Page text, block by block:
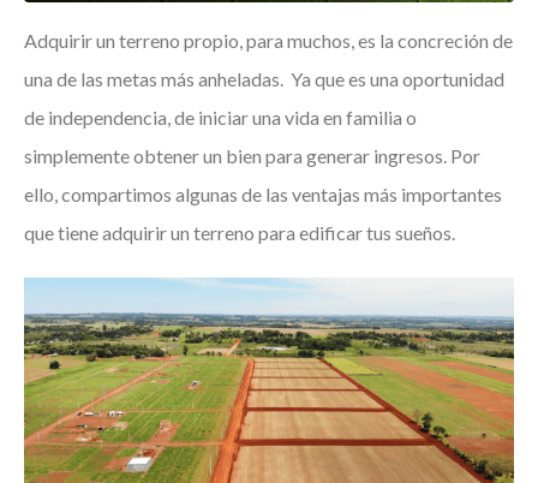
Adquirir un terreno propio, para muchos, es la concreción de
una de las metas más anheladas. Ya que es una oportunidad
de independencia, de iniciar una vida en familia o
simplemente obtener un bien para generar ingresos. Por
ello, compartimos algunas de las ventajas más importantes
que tiene adquirir un terreno para edificar tus sueños.